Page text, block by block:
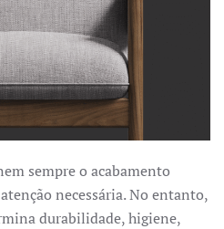
sempre o acabamento
necessária. No entanto,
durabilidade, higiene,